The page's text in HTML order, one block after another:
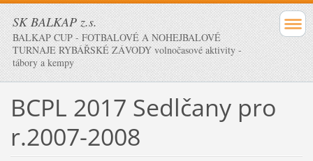
SK BALKAP z.s.
BALKAP CUP - FOTBALOVÉ A NOHEJBALOVÉ
TURNAJE RYBÁŘSKÉ ZÁVODY volnočasové aktivity -
tábory a kempy
BCPL 2017 Sedlčany pro
r.2007-2008